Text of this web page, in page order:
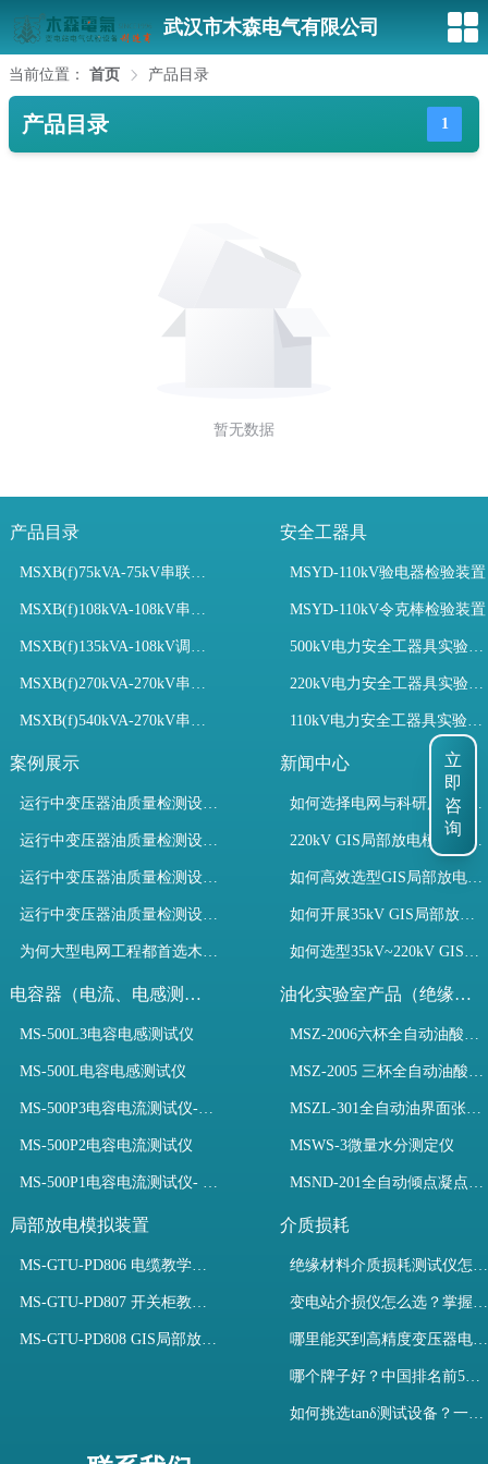
武汉市木森电气有限公司
当前位置： 首页 产品目录
产品目录 1
暂无数据
产品目录
MSXB(f)75kVA-75kV串联谐振装置
MSXB(f)108kVA-108kV串联谐振试验装置
MSXB(f)135kVA-108kV调频串联谐振试验装置
MSXB(f)270kVA-270kV串联谐振
MSXB(f)540kVA-270kV串联谐振试验装置
安全工器具
MSYD-110kV验电器检验装置
MSYD-110kV令克棒检验装置
500kV电力安全工器具实验室配置
220kV电力安全工器具实验室配置
110kV电力安全工器具实验室配置
案例展示
运行中变压器油质量检测设备有哪些优势？
运行中变压器油质量检测设备如何维护？
运行中变压器油质量检测设备包括哪些？
运行中变压器油质量检测设备如何选型？
为何大型电网工程都首选木森电气成套电力测试设备？
新闻中心
如何选择电网与科研用GIS局部放电模拟装置？
220kV GIS局部放电模拟装置试验如何开展？
如何高效选型GIS局部放电模拟装置？
如何开展35kV GIS局部放电模拟装置检测试验与选型
如何选型35kV~220kV GIS局部放电模拟装置？
电容器（电流、电感测试）
MS-500L3电容电感测试仪
MS-500L电容电感测试仪
MS-500P3电容电流测试仪-3PT、两种4PT、1PT连接方式
MS-500P2电容电流测试仪
MS-500P1电容电流测试仪- 支持3PT、4PT、1PT
油化实验室产品（绝缘油）
MSZ-2006六杯全自动油酸值测定仪
MSZ-2005 三杯全自动油酸值测定仪
MSZL-301全自动油界面张力仪
MSWS-3微量水分测定仪
MSND-201全自动倾点凝点测试仪
局部放电模拟装置
MS-GTU-PD806 电缆教学用局部放电模拟装置
MS-GTU-PD807 开关柜教学用局部放电模拟装置
MS-GTU-PD808 GIS局部放电模拟系统
介质损耗
绝缘材料介质损耗测试仪怎么选？看木森电气B端定制如何升级测试效率
变电站介损仪怎么选？掌握采购要点-木森电气
哪里能买到高精度变压器电容量及介损测试仪？快速解决选型难题
哪个牌子好？中国排名前5介质损耗测试仪选型对比快速解决测量难题
如何挑选tanδ测试设备？一文掌握高压介质损耗测试仪采购核心
立
即
咨
询